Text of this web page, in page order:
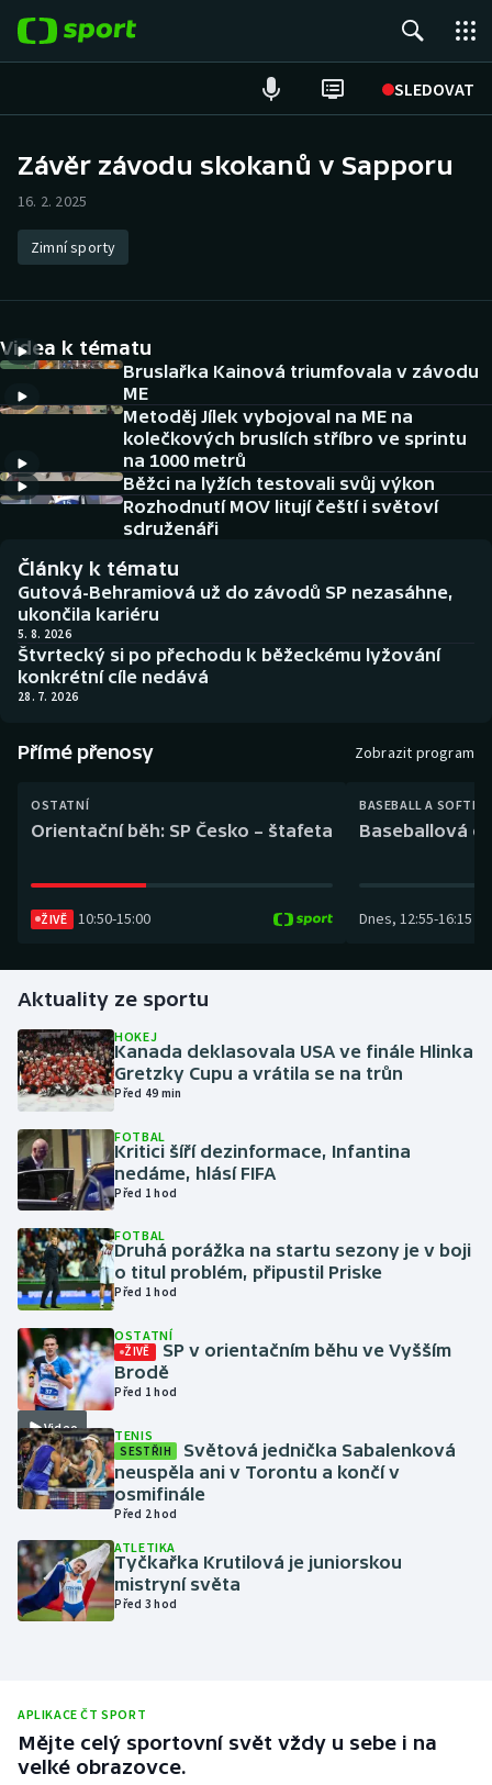
SLEDOVAT
Hokej
Tenis
Atletika
Cyklistika
DALŠÍ SPORTY
Americký fotbal
Baseball a softbal
Basketbal
Biatlon
Boby a skeleton
Dostihy
Futsal
Gymnastika
Házená
Jezdectví
Judo
Krasobruslení
Lezení
Lyže a snowboard
Moderní pětiboj
Motorsport
Olympijské hry
Parasport
Plavání
Ragby
Rychlobruslení
NEPŘEHLÉDNĚTE
Soutěže
Historické návraty
Aplikace ČT sport
AZ kvíz
Závěr závodu skokanů v Sapporu
16. 2. 2025
Zimní sporty
Videa k tématu
Bruslařka Kainová triumfovala v závodu
ME
Metoděj Jílek vybojoval na ME na
kolečkových bruslích stříbro ve sprintu
na 1000 metrů
Běžci na lyžích testovali svůj výkon
Rozhodnutí MOV litují čeští i světoví
sdruženáři
Články k tématu
Gutová-Behramiová už do závodů SP nezasáhne,
ukončila kariéru
5. 8. 2026
Štvrtecký si po přechodu k běžeckému lyžování
konkrétní cíle nedává
28. 7. 2026
Přímé přenosy Zobrazit program
OSTATNÍ
Orientační běh: SP Česko – štafeta
ŽIVĚ 10:50-15:00
BASEBALL A
Baseballová
Dnes, 12:55-16:15
Aktuality ze sportu
HOKEJ
Kanada deklasovala USA ve finále Hlinka
Gretzky Cupu a vrátila se na trůn
Před 49 min
FOTBAL
Kritici šíří dezinformace, Infantina
nedáme, hlásí FIFA
Před 1 hod
FOTBAL
Druhá porážka na startu sezony je v boji
o titul problém, připustil Priske
Před 1 hod
Video
OSTATNÍ
ŽIVĚ
SP v orientačním běhu ve Vyšším
Brodě
Před 1 hod
TENIS
SESTŘIH
Světová jednička Sabalenková
neuspěla ani v Torontu a končí v
osmifinále
Před 2 hod
ATLETIKA
Tyčkařka Krutilová je juniorskou
mistryní světa
Před 3 hod
APLIKACE ČT SPORT
Mějte celý sportovní svět vždy u sebe i na
velké obrazovce.